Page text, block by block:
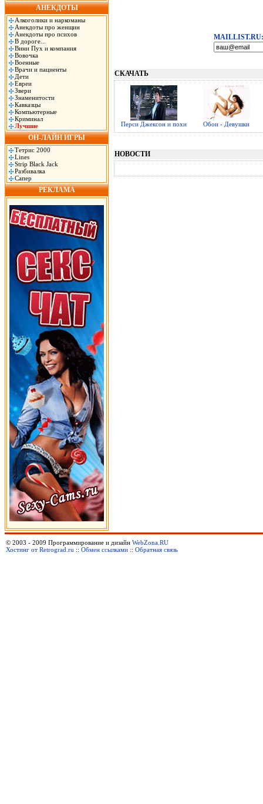
АНЕКДОТЫ
Алкоголики и наркоманы
Анекдоты про женщин
Анекдоты про психов
В дороге...
Вини Пух и компания
Вовочка
Военные
Врачи и пациенты
Дети
Евреи
Звери
Знаменитости
Кавказцы
Компьютерные
Криминал
Лучшие
ОН-ЛАЙН ИГРЫ
Тетрис 2000
Lines
Strip Black Jack
Разбивалка
Сапер
РЕКЛАМА
MAILLIST.RU:
СКАЧАТЬ
Перси Джексон и похи Обои - Девушки
НОВОСТИ
© 2003 - 2009 Программирование и дизайн WebZona.RU
Хостинг от Retrograd.ru :: Обмен ссылками :: Обратная связь